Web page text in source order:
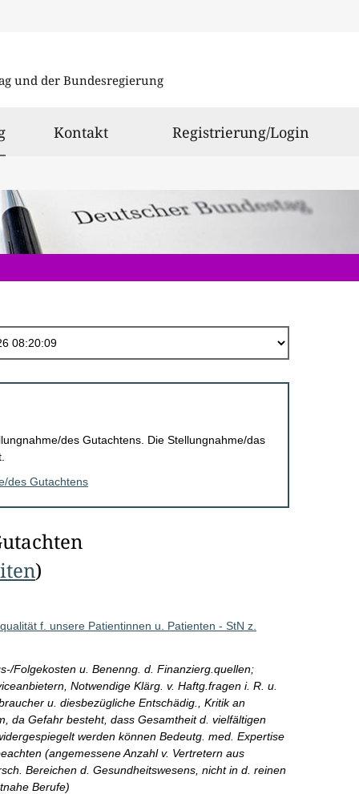
und der Bundesregierung
ausgewählt
Kontakt Registrierung/Login
des Gutachtens. Die Stellungnahme/das
des Gutachtens
)
f. unsere Patientinnen u. Patienten - StN z.
Folgekosten u. Benenng. d. Finanzierg.quellen;
Notwendige Klärg. v. Haftg.fragen i. R. u.
u. diesbezügliche Entschädig., Kritik an
da Gefahr besteht, dass Gesamtheit d. vielfältigen
werden können Bedeutg. med. Expertise
(angemessene Anzahl v. Vertretern aus
Bereichen d. Gesundheitswesens, nicht in d. reinen
Berufe)